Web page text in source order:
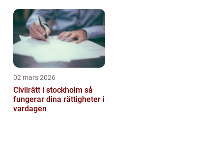
02 mars 2026
Civilrätt i stockholm så
fungerar dina rättigheter i
vardagen